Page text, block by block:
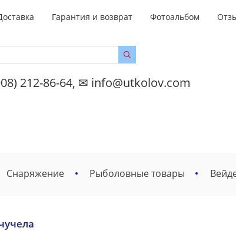
Гарантия и возврат Фотоальбом
212-86-64, ✉ info@utkolov.com
Снаряжение Рыболовные товары